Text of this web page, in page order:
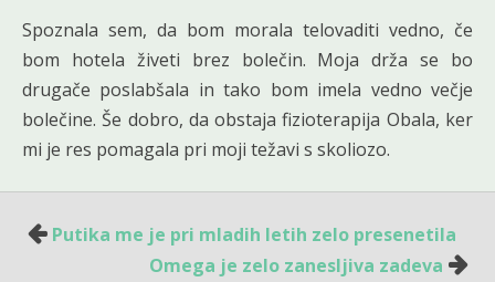
Spoznala sem, da bom morala telovaditi vedno, če
bom hotela živeti brez bolečin. Moja drža se bo
drugače poslabšala in tako bom imela vedno večje
bolečine. Še dobro, da obstaja fizioterapija Obala, ker
mi je res pomagala pri moji težavi s skoliozo.
Navigacija
prispevka
Putika me je pri mladih letih zelo presenetila
Omega je zelo zanesljiva zadeva